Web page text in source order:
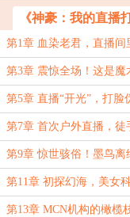
《神豪：我的直播
第1章 血染老君，直播间
迹”
第3章 震惊全场！这是魔
能力？
第5章 直播“开光”，打脸
第7章 首次户外直播，徒
烛成型！
第9章 惊世骇俗！墨鸟离
飞！
第11章 初探幻海，美女
的“审视”
第13章 MCN机构的橄榄